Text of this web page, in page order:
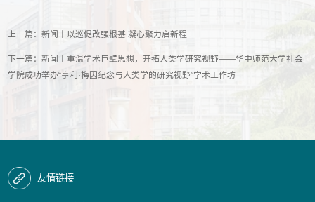
上一篇：新闻丨以巡促改强根基 凝心聚力启新程
下一篇：新闻丨重温学术巨擘思想，开拓人类学研究视野——华中师范大学社会
学院成功举办“亨利·梅因纪念与人类学的研究视野”学术工作坊
友情链接